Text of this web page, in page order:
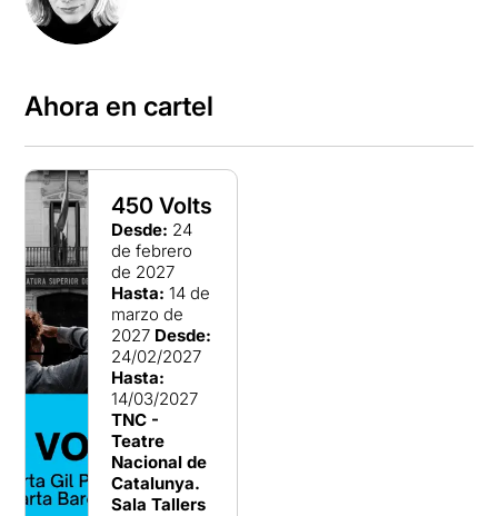
Ahora en cartel
450 Volts
Desde: 24
de febrero
de 2027
Hasta: 14 de
marzo de
2027 Desde:
24/02/2027
Hasta:
14/03/2027
TNC -
Teatre
Nacional de
Catalunya.
Sala Tallers